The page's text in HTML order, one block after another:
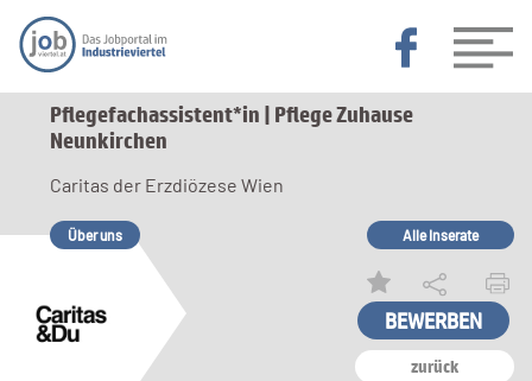
Pflegefachassistent*in | Pflege Zuhause
Neunkirchen
zurück
Caritas der Erzdiözese Wien
Über uns Alle Inserate